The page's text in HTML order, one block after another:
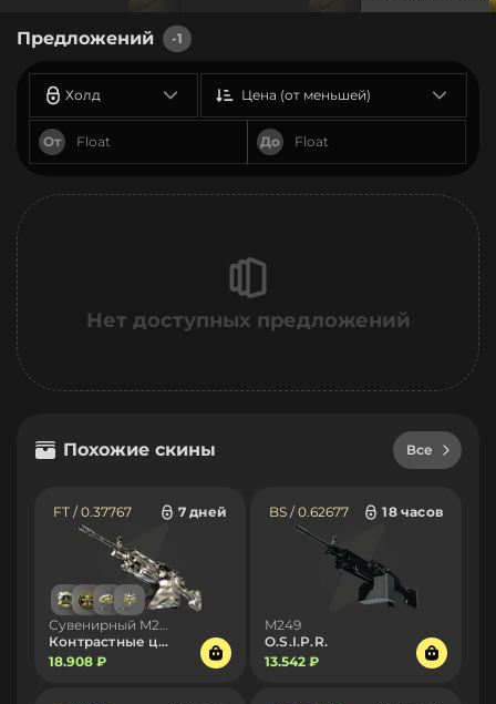
Предложений -1
Холд
От До
Цена (от меньшей)
Нет доступных предложений
Похожие скины Все
FT / 0.37767 7 дней
Контрастные цвета
18.908 ₽
BS / 0.62677 18 часов
M249
O.S.I.P.R.
13.542 ₽